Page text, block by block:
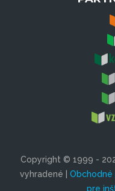
Copyright © 1999 -
vyhradené | Obchodné
pre